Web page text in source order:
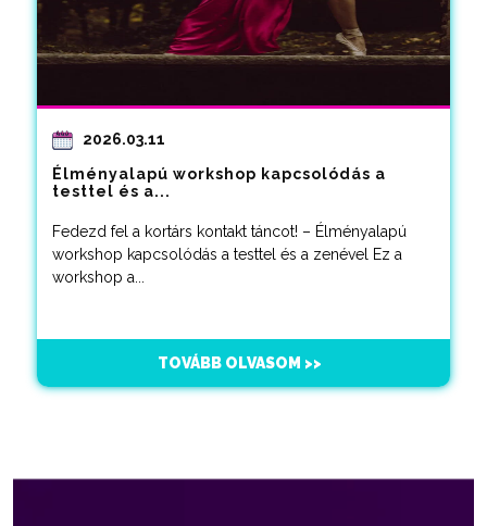
2026.03.11
Élményalapú workshop kapcsolódás a
testtel és a...
Fedezd fel a kortárs kontakt táncot! – Élményalapú
workshop kapcsolódás a testtel és a zenével Ez a
workshop a...
TOVÁBB OLVASOM >>